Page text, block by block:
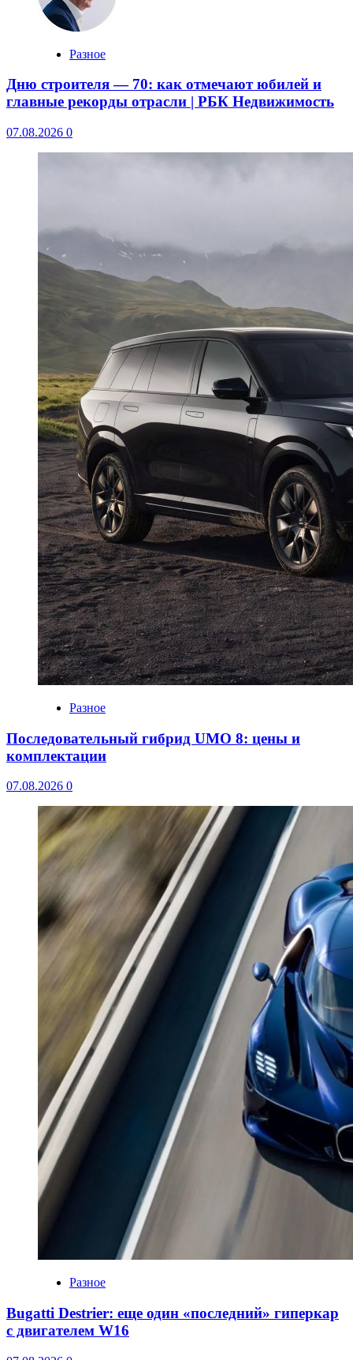
Разное
Дню строителя — 70: как отмечают юбилей и
главные рекорды отрасли | РБК Недвижимость
07.08.2026 0
Разное
Последовательный гибрид UMO 8: цены и
комплектации
07.08.2026 0
Разное
Bugatti Destrier: еще один «последний» гиперкар
с двигателем W16